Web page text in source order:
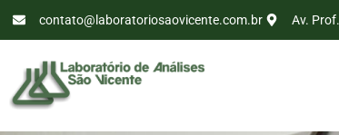
contato@laboratoriosaovicente.com.br Av.